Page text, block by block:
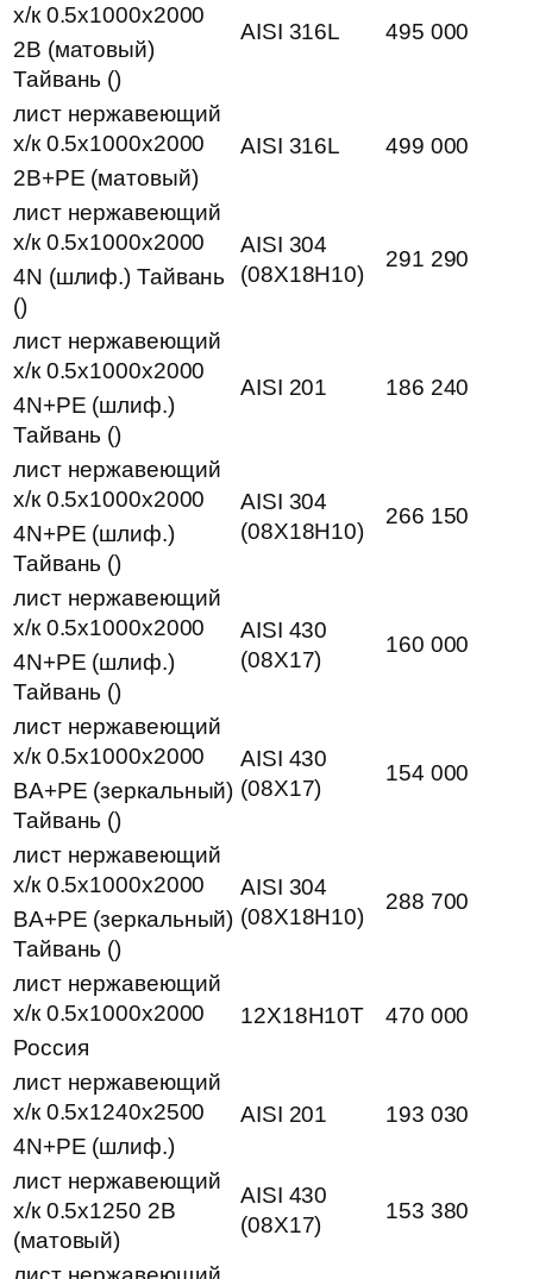
х/к 0.5х1000х2000
AISI 316L 495 000
2B (матовый)
Тайвань ()
лист нержавеющий
х/к 0.5х1000х2000
AISI 316L
499 000
2B+PE (матовый)
лист нержавеющий
х/к 0.5х1000х2000
AISI 304
(08Х18Н10)
291 290
4N (шлиф.) Тайвань
()
лист нержавеющий
х/к 0.5х1000х2000
AISI 201 186 240
4N+PE (шлиф.)
Тайвань ()
лист нержавеющий
х/к 0.5х1000х2000
AISI 304
(08Х18Н10)
266 150
4N+PE (шлиф.)
Тайвань ()
лист нержавеющий
х/к 0.5х1000х2000
AISI 430
(08Х17)
160 000
4N+PE (шлиф.)
Тайвань ()
лист нержавеющий
х/к 0.5х1000х2000
AISI 430
(08Х17)
154 000
BA+PE (зеркальный)
Тайвань ()
лист нержавеющий
х/к 0.5х1000х2000
AISI 304
(08Х18Н10)
288 700
BA+PE (зеркальный)
Тайвань ()
лист нержавеющий
х/к 0.5х1000х2000
12Х18Н10Т
470 000
Россия
лист нержавеющий
х/к 0.5х1240х2500
AISI 201
193 030
4N+PE (шлиф.)
лист нержавеющий
х/к 0.5х1250 2B
(матовый)
AISI 430
(08Х17)
153 380